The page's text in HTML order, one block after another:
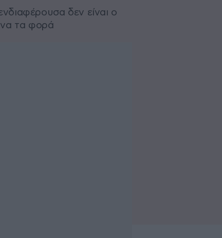
δεν είναι ο
να τα φορά